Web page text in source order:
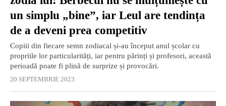
un simplu „bine”, iar Leul are tendința
de a deveni prea competitiv
Copiii din fiecare semn zodiacal și-au început anul școlar cu
propriile lor particularități, iar pentru părinți și profesori, această
perioadă poate fi plină de surprize și provocări.
20 SEPTEMBRIE 2023